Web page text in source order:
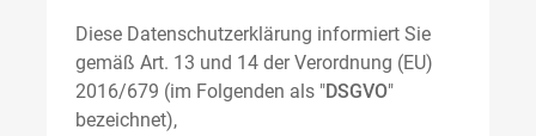
Diese Datenschutzerklärung informiert Sie
gemäß Art. 13 und 14 der Verordnung (EU)
2016/679 (im Folgenden als "DSGVO"
bezeichnet),